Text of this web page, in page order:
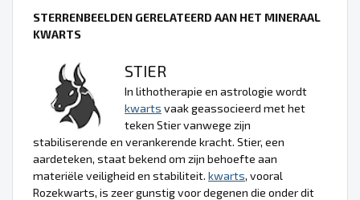
STERRENBEELDEN GERELATEERD AAN HET MINERAAL
KWARTS
STIER
In lithotherapie en astrologie wordt
kwarts vaak geassocieerd met het
teken Stier vanwege zijn
stabiliserende en verankerende kracht. Stier, een
aardeteken, staat bekend om zijn behoefte aan
materiële veiligheid en stabiliteit. kwarts, vooral
Rozekwarts, is zeer gunstig voor degenen die onder dit